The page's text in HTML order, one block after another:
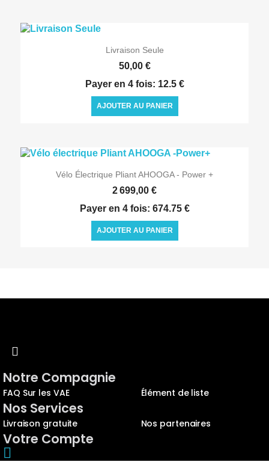
Aperçu rapide
Livraison Seule
50,00 €
Payer en 4 fois: 12.5 €
AJOUTER AU PANIER
 Aperçu rapide
Vélo Électrique Pliant AHOOGA - Power +
2 699,00 €
Payer en 4 fois: 674.75 €
AJOUTER AU PANIER
Notre Compagnie
FAQ Sur les VAE Élément de liste
Nos Services
Livraison gratuite Nos partenaires
Votre Compte
